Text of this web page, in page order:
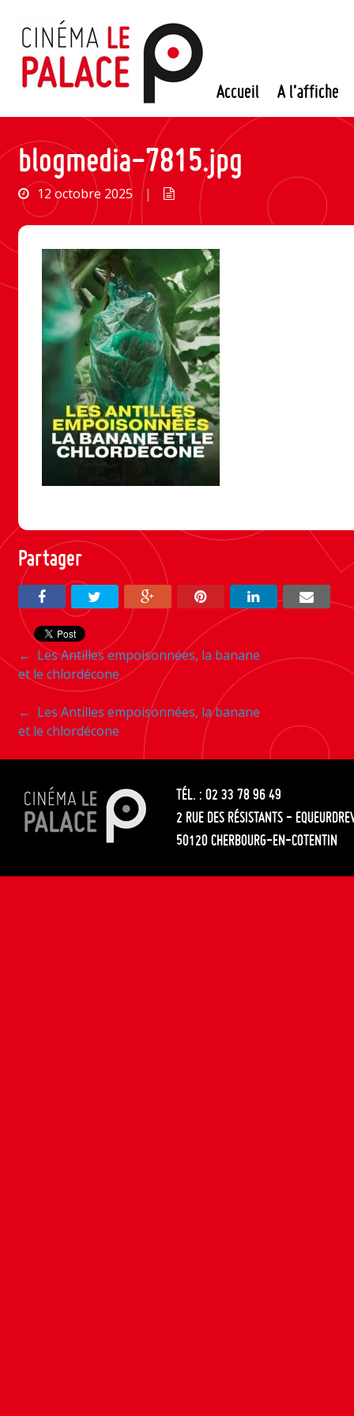
contenu
Accueil A l’affiche
blogmedia-7815.jpg
12 octobre 2025 |
Partager
Navigation
entre
les
articles
← Les Antilles empoisonnées, la banane
et le chlordécone
Navigation
entre
les
articles
← Les Antilles empoisonnées, la banane
et le chlordécone
TÉL. : 02 33 78 96 49
2 RUE DES RÉSISTANTS -
50120 CHERBOURG-EN-COTENTIN